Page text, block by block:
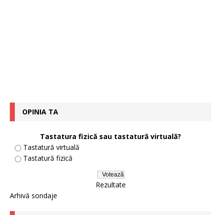
OPINIA TA
Tastatura fizică sau tastatură virtuală?
Tastatură virtuală
Tastatură fizică
Rezultate
Arhivă sondaje